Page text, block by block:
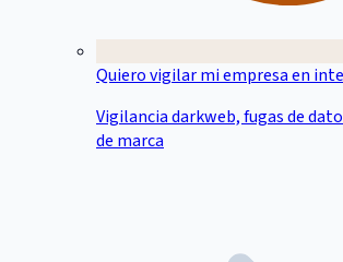
Quiero vigilar mi empresa en
Vigilancia darkweb, fugas de
de marca